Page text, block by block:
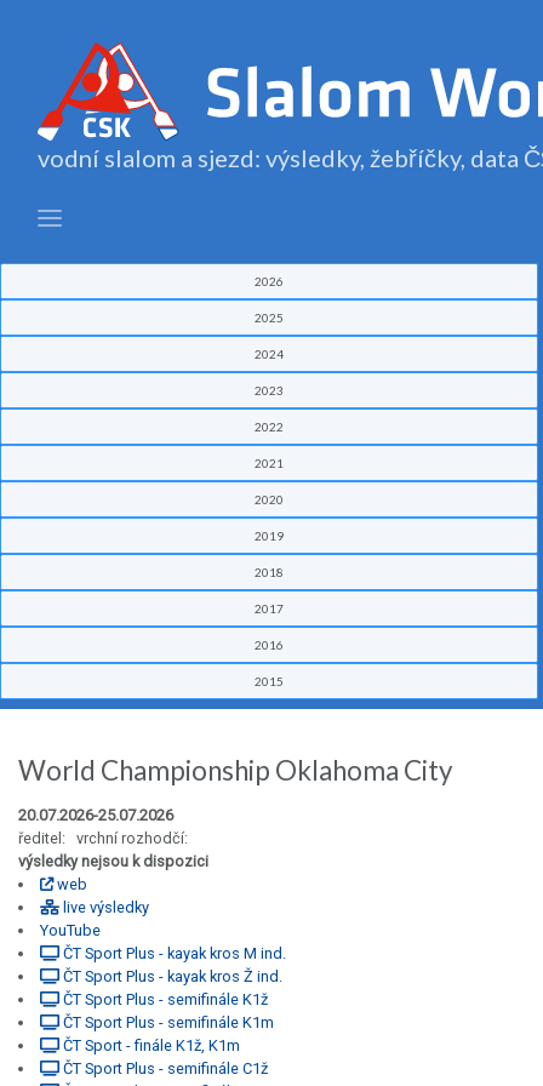
vodní slalom a sjezd: výsledky, žebříčky, data
2026
2025
2024
2023
2022
2021
2020
2019
2018
2017
2016
2015
World Championship Oklahoma City
20.07.2026-25.07.2026
ředitel: vrchní rozhodčí:
výsledky nejsou k dispozici
web
live výsledky
YouTube
ČT Sport Plus - kayak kros M ind.
ČT Sport Plus - kayak kros Ž ind.
ČT Sport Plus - semifinále K1ž
ČT Sport Plus - semifinále K1m
ČT Sport - finále K1ž, K1m
ČT Sport Plus - semifinále C1ž